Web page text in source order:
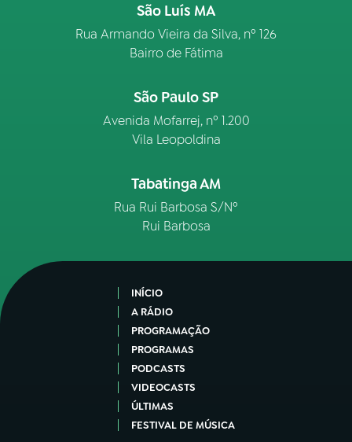
São Luís MA
Rua Armando Vieira da Silva, nº 126
Bairro de Fátima
São Paulo SP
Avenida Mofarrej, nº 1.200
Vila Leopoldina
Tabatinga AM
Rua Rui Barbosa S/Nº
Rui Barbosa
INÍCIO
A RÁDIO
PROGRAMAÇÃO
PROGRAMAS
PODCASTS
VIDEOCASTS
ÚLTIMAS
FESTIVAL DE MÚSICA